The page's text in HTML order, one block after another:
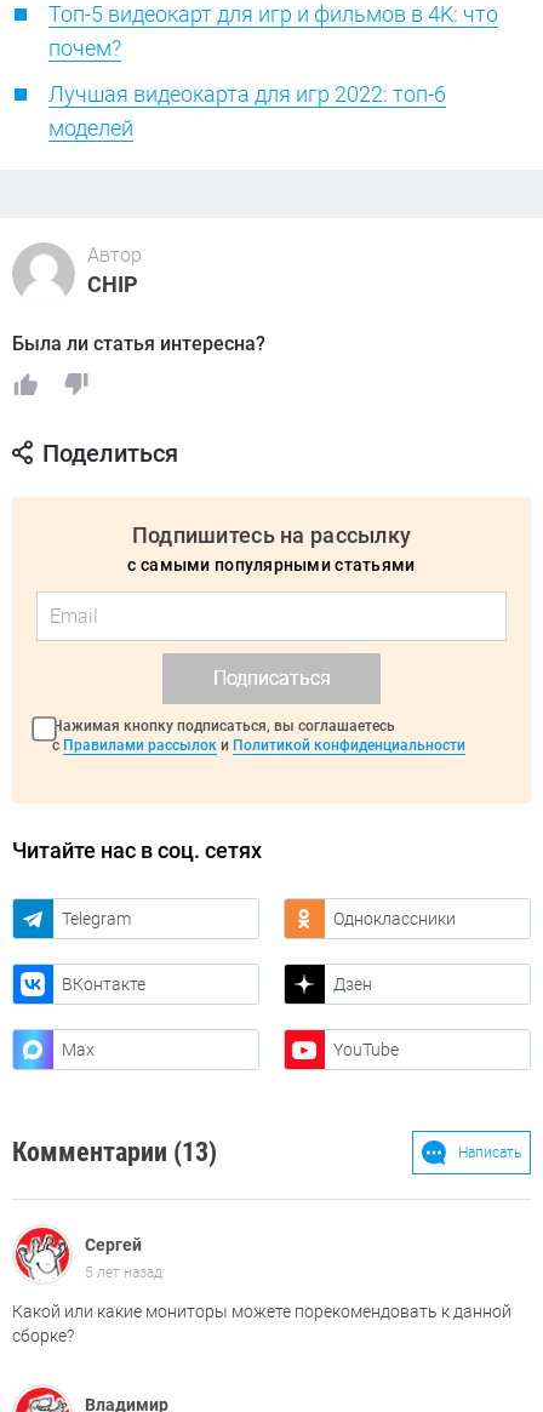
Топ-5 видеокарт для игр и фильмов в 4K: что
почем?
Лучшая видеокарта для игр 2022: топ-6
моделей
Автор
CHIP
Была ли статья интересна?
Поделиться
Подпишитесь на рассылку
с самыми популярными статьями
Подписаться
Нажимая кнопку подписаться, вы соглашаетесь
с Правилами рассылок и Политикой конфиденциальности
Читайте нас в соц. сетях
Telegram Одноклассники
ВКонтакте Дзен
Max YouTube
Комментарии (13) Написать
Сергей
5 лет назад
Какой или какие мониторы можете порекомендовать к данной
сборке?
Владимир